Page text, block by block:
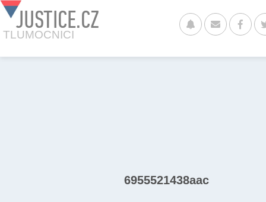
JUSTICE.CZ
TLUMOCNICI
6955521438aac